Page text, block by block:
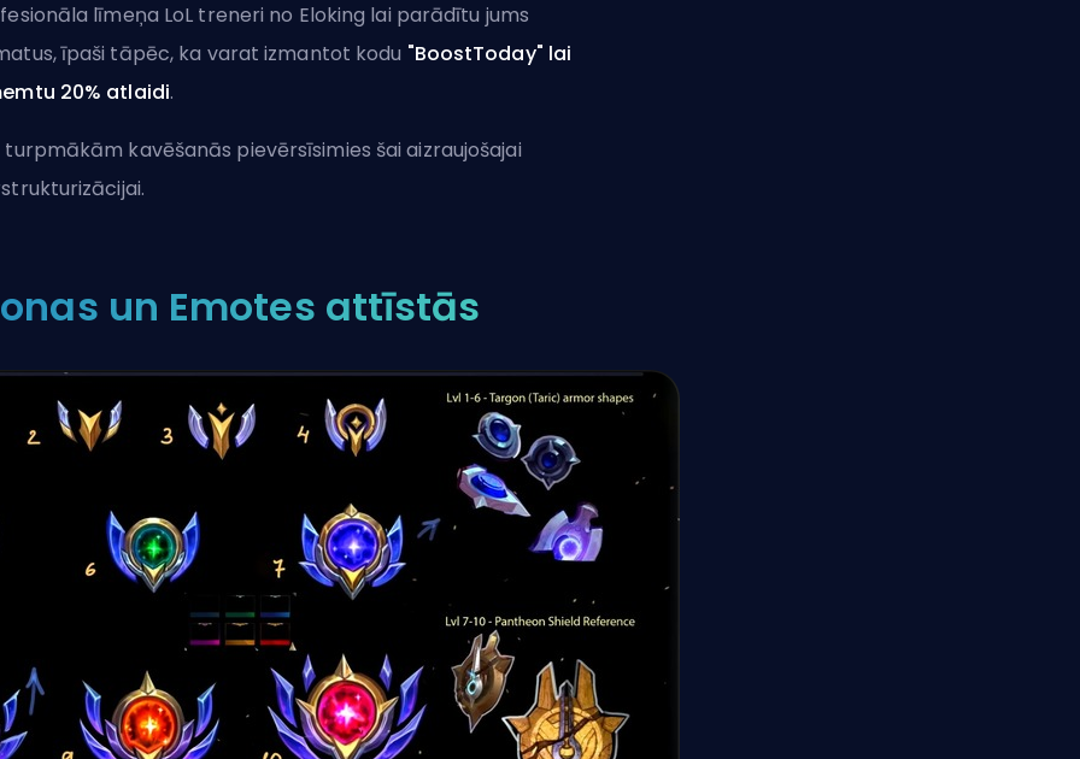
līmeņa LoL treneri no Eloking lai parādītu jums
īpaši tāpēc, ka varat izmantot kodu "BoostToday" lai
20% atlaidi.
turpmākām kavēšanās pievērsīsimies šai aizraujošajai
un Emotes attīstās